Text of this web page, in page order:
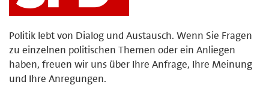
Politik lebt von Dialog und Austausch. Wenn Sie Fragen
zu einzelnen politischen Themen oder ein Anliegen
haben, freuen wir uns über Ihre Anfrage, Ihre Meinung
und Ihre Anregungen.